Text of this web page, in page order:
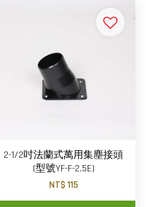
2-1/2吋法蘭式萬用集塵接頭
(型號YF-F-2.5E)
NT$ 115